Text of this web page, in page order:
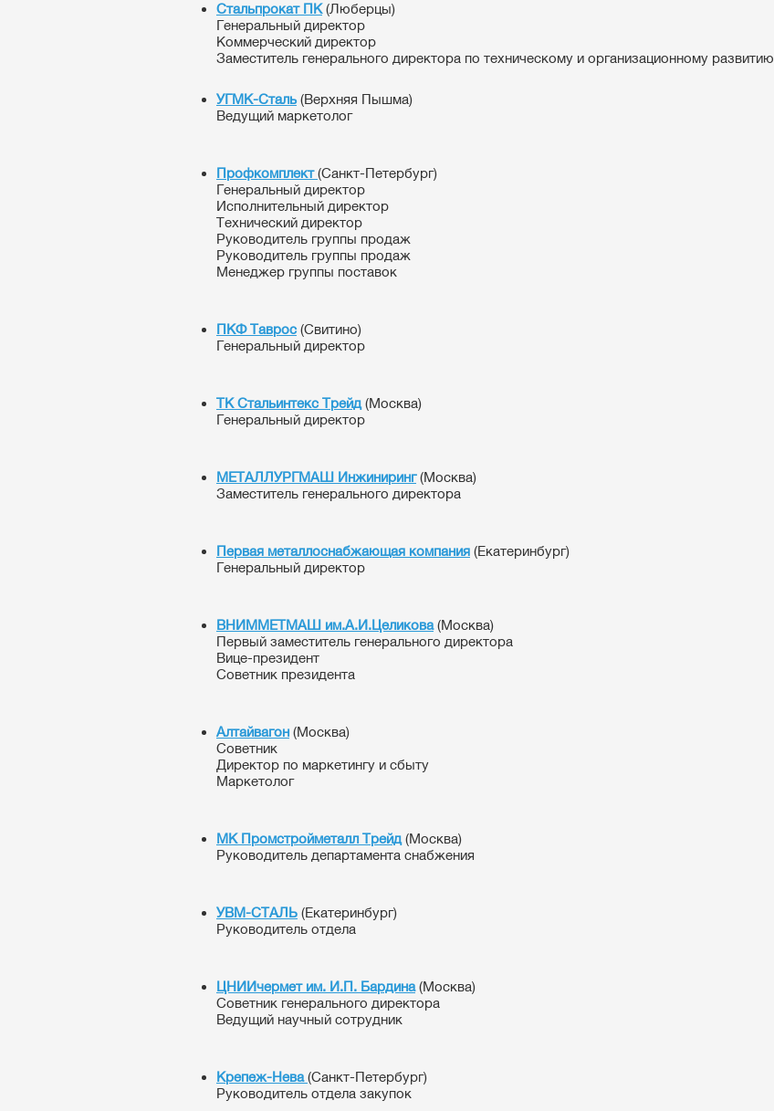
Стальпрокат ПК(Люберцы)
Генеральный директор
Коммерческий директор
Заместитель генерального директора по техническому и организационному развитию
УГМК-Сталь(Верхняя Пышма)
Ведущий маркетолог
Профкомплект(Санкт-Петербург)
Генеральный директор
Исполнительный директор
Технический директор
Руководитель группы продаж
Руководитель группы продаж
Менеджер группы поставок
ПКФ Таврос(Свитино)
Генеральный директор
ТК Стальинтекс Трейд(Москва)
Генеральный директор
МЕТАЛЛУРГМАШ Инжиниринг(Москва)
Заместитель генерального директора
Первая металлоснабжающая компания (Екатеринбург)
Генеральный директор
ВНИММЕТМАШ им.А.И.Целикова(Москва)
Первый заместитель генерального директора
Вице-президент
Советник президента
Алтайвагон (Москва)
Советник
Директор по маркетингу и сбыту
Маркетолог
МК Промстройметалл Трейд(Москва)
Руководитель департамента снабжения
УВМ-СТАЛЬ (Екатеринбург)
Руководитель отдела
ЦНИИчермет им. И.П. Бардина(Москва)
Советник генерального директора
Ведущий научный сотрудник
Крепеж-Нева(Санкт-Петербург)
Руководитель отдела закупок